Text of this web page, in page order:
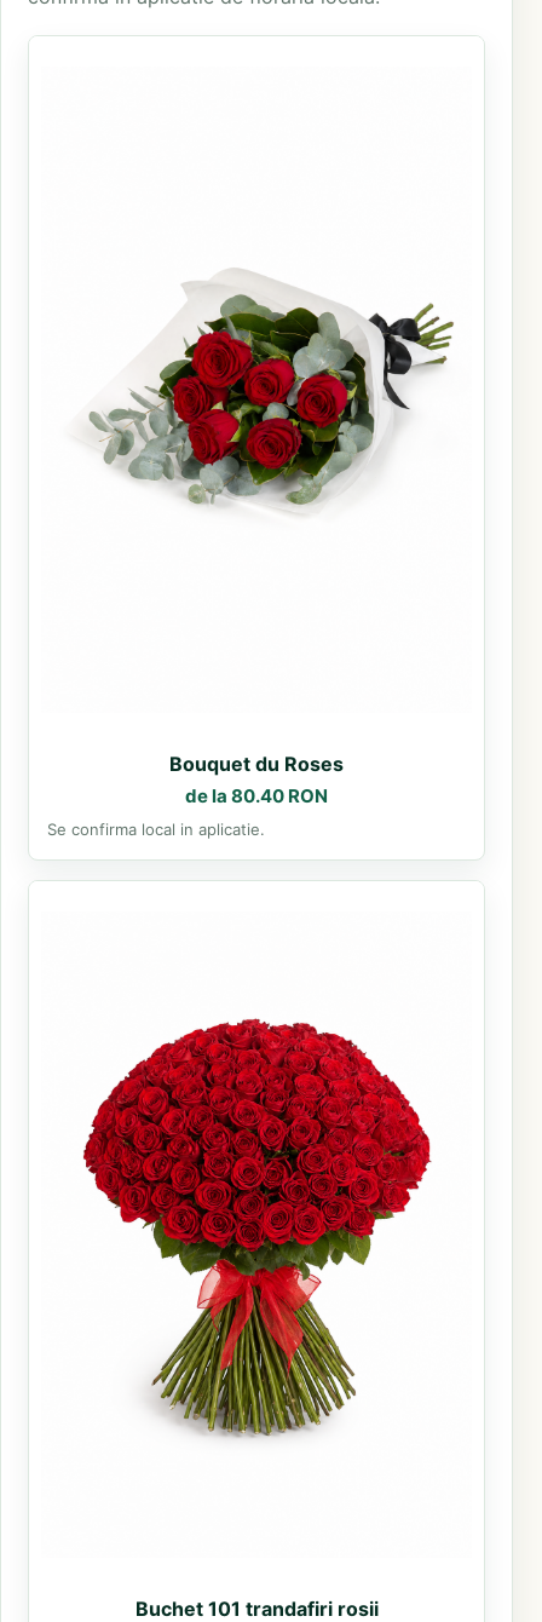
Bouquet du Roses
de la 80.40 RON
Se confirma local in aplicatie.
Buchet 101 trandafiri rosii